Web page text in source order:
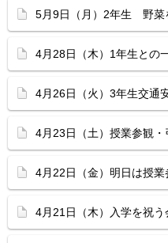
5月9日（月）2年生 野菜
4月28日（木）1年生との
4月26日（火）3年生交通
4月23日（土）授業参観・
4月22日（金）明日は授
4月21日（木）入学を祝う